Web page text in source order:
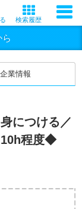
検索履歴
企業情報
につける／
10h程度◆